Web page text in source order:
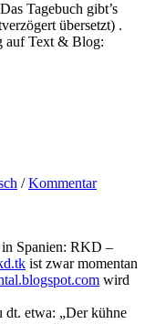
Tagebuch gibt’s
übersetzt) .
auf Text & Blog:
/Kommentar
in Spanien: RKD –
ist zwar momentan
wird
dt. etwa: „Der kühne